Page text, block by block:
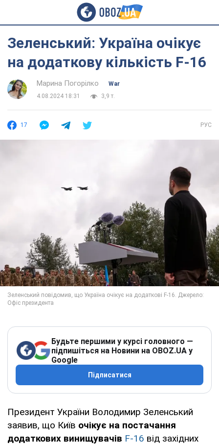
Зеленський: Україна очікує
на додаткову кількість F-16
Марина Погорілко
War
4.08.2024 18:31
3,9 т.
17 РУС
Будьте першими у курсі головного —
підпишіться на Новини на OBOZ.UA у
Google
Підписатися
Президент України Володимир Зеленський
заявив, що Київ очікує на постачання
додаткових винищувачів F-16 від західних